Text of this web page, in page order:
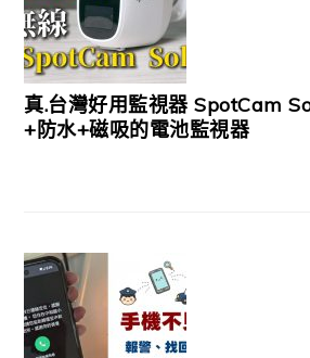
真.台灣好用監視器 SpotCam
+防水+磁吸的電池監視器